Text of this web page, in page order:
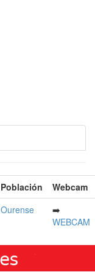
Población
Webcam
Ourense
➡️
WEBCAM